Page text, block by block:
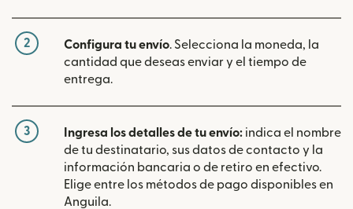
2 Configura tu envío. Selecciona la moneda, la
cantidad que deseas enviar y el tiempo de
entrega.
3 Ingresa los detalles de tu envío: indica el nombre
de tu destinatario, sus datos de contacto y la
información bancaria o de retiro en efectivo.
Elige entre los métodos de pago disponibles en
Anguila.